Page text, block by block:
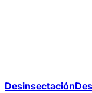
Desinsectación